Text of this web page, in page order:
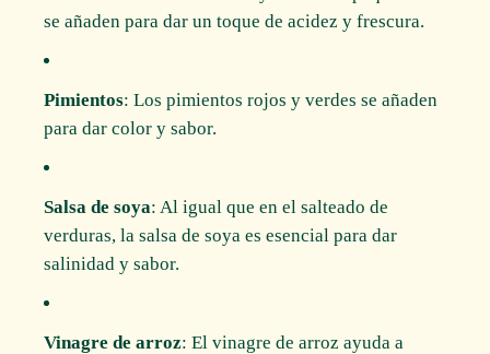
se añaden para dar un toque de acidez y frescura.
Pimientos: Los pimientos rojos y verdes se añaden
para dar color y sabor.
Salsa de soya: Al igual que en el salteado de
verduras, la salsa de soya es esencial para dar
salinidad y sabor.
Vinagre de arroz: El vinagre de arroz ayuda a